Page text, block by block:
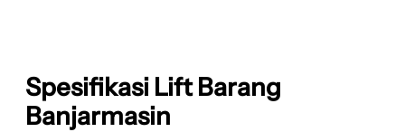
Spesifikasi Lift Barang
Banjarmasin